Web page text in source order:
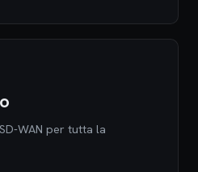
WAN per tutta la